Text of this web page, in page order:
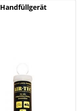
Handfüllgerät